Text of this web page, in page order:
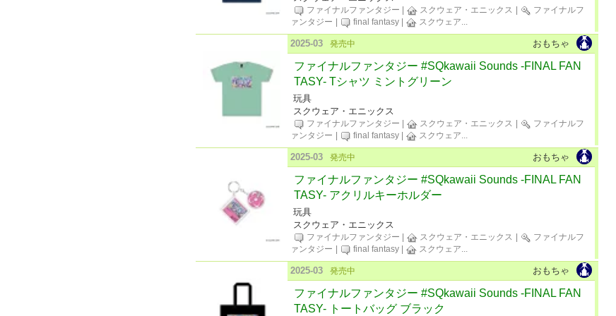
ファイナルファンタジー スクウェア・エニックス
ファイナルフ
ァンタジー
final fantasy スクウェア...
おもちゃ
2025-03 発売中
ファイナルファンタジー #SQkawaii Sounds -FINAL FAN
TASY- Tシャツ ミントグリーン
玩具
スクウェア・エニックス
ファイナルファンタジー スクウェア・エニックス
ファイナルフ
ァンタジー
final fantasy スクウェア...
おもちゃ
2025-03 発売中
ファイナルファンタジー #SQkawaii Sounds -FINAL FAN
TASY- アクリルキーホルダー
玩具
スクウェア・エニックス
ファイナルファンタジー スクウェア・エニックス
ファイナルフ
ァンタジー
final fantasy スクウェア...
おもちゃ
2025-03 発売中
ファイナルファンタジー #SQkawaii Sounds -FINAL FAN
TASY- トートバッグ ブラック